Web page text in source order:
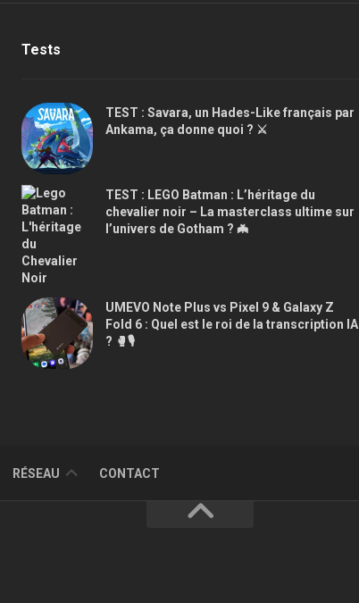
Tests
TEST : Savara, un Hades-Like français par
Ankama, ça donne quoi ? ⚔️
TEST : LEGO Batman : L’héritage du
chevalier noir – La masterclass ultime sur
l’univers de Gotham ? 🦇
UMEVO Note Plus vs Pixel 9 & Galaxy Z
Fold 6 : Quel est le roi de la transcription IA
? 🥊🎙️
RÉSEAU
HUMOURGEEK.COM
CONTACT